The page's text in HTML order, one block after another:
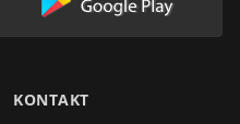
im AppStore herunter
Lade unsere
KONTAKT